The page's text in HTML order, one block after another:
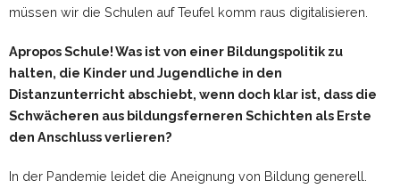
müssen wir die Schulen auf Teufel komm raus digitalisieren.
Apropos Schule! Was ist von einer Bildungspolitik zu
halten, die Kinder und Jugendliche in den
Distanzunterricht abschiebt, wenn doch klar ist, dass die
Schwächeren aus bildungsferneren Schichten als Erste
den Anschluss verlieren?
In der Pandemie leidet die Aneignung von Bildung generell.